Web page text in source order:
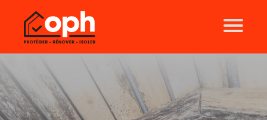
Nos solutions
Ravalement de façades
Traitement des toitures
Isolation